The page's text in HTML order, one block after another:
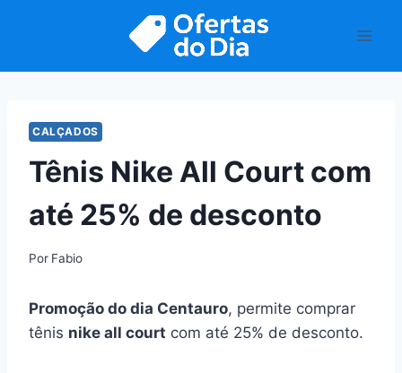
CALÇADOS
Tênis Nike All Court com
até 25% de desconto
Por Fabio
Promoção do dia Centauro, permite comprar
tênis nike all court com até 25% de desconto.